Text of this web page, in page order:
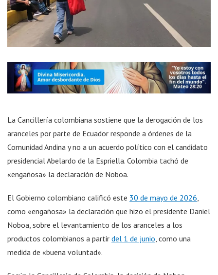
La Cancillería colombiana sostiene que la derogación de los
aranceles por parte de Ecuador responde a órdenes de la
Comunidad Andina y no a un acuerdo político con el candidato
presidencial Abelardo de la Espriella. Colombia tachó de
«engañosa» la declaración de Noboa.
El Gobierno colombiano calificó este 30 de mayo de 2026
como «engañosa» la declaración que hizo el presidente Daniel
Noboa, sobre el levantamiento de los aranceles a los
productos colombianos a partir del 1 de junio , como una
medida de «buena voluntad».